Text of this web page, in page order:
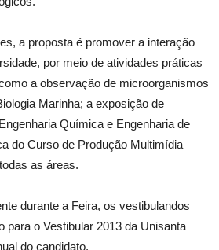
a proposta é promover a interação
por meio de atividades práticas
a observação de microorganismos
Marinha; a exposição de
Química e Engenharia de
do Curso de Produção Multimídia
as áreas.
durante a Feira, os vestibulandos
para o Vestibular 2013 da Unisanta
do candidato.